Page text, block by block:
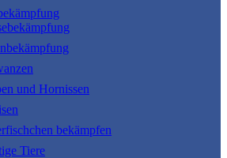
und Hornissen
bekämpfen
Tiere